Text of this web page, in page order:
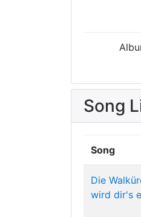
Song
Song
Die
wird dir's